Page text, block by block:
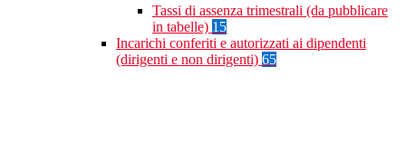
Tassi di assenza trimestrali (da pubblicare
in tabelle) 15
Incarichi conferiti e autorizzati ai dipendenti
(dirigenti e non dirigenti) 65